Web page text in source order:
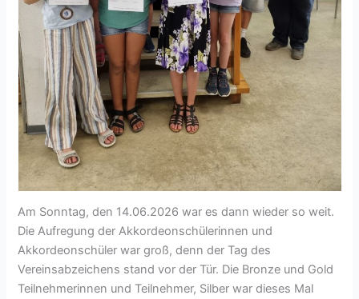
Am Sonntag, den 14.06.2026 war es dann wieder so weit.
Die Aufregung der Akkordeonschülerinnen und
Akkordeonschüler war groß, denn der Tag des
Vereinsabzeichens stand vor der Tür. Die Bronze und Gold
Teilnehmerinnen und Teilnehmer, Silber war dieses Mal